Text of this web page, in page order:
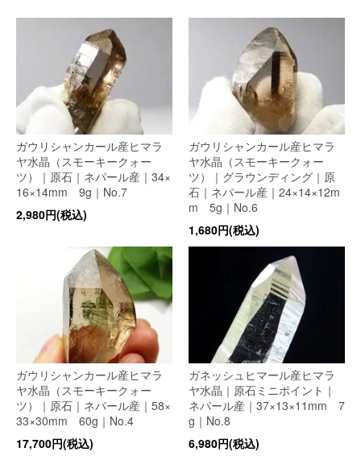
ガウリシャンカール産ヒマラ
ヤ水晶（スモーキークォー
ツ）｜原石｜ネパール産｜34×
16×14mm 9g｜No.7
2,980円(税込)
ガウリシャンカール産ヒマラ
ヤ水晶（スモーキークォー
ツ）｜グラウンディング｜原
石｜ネパール産｜24×14×12m
m 5g｜No.6
1,680円(税込)
ガウリシャンカール産ヒマラ
ヤ水晶（スモーキークォー
ツ）｜原石｜ネパール産｜58×
33×30mm 60g｜No.4
17,700円(税込)
ガネッシュヒマール産ヒマラ
ヤ水晶｜原石ミニポイント｜
ネパール産｜37×13×11mm 7
g｜No.8
6,980円(税込)